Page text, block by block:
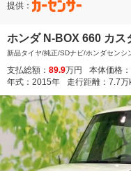
提供：
ホンダ N-BOX 660 カス
新品タイヤ/純正/SDナビ/ホンダセンシ
支払総額： 89.9万円 本体価格：
年式： 2015年 走行距離： 7.7万